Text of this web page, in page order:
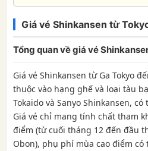
Giá vé Shinkansen từ
Tổng quan về giá vé
Giá vé Shinkansen từ Ga Tokyo
thuộc vào hạng ghế và loại tàu
Tokaido và Sanyo Shinkansen,
Giá vé chỉ mang tính chất tham
điểm (từ cuối tháng 12 đến đầu
Obon), phụ phí mùa cao điểm